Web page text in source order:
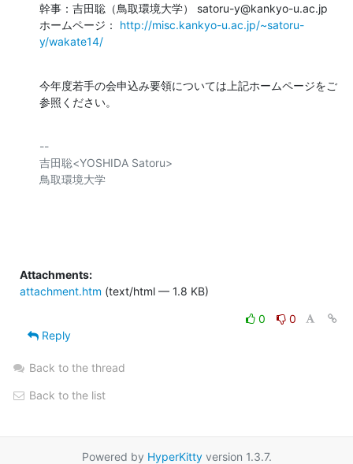
幹事：吉田聡（鳥取環境大学） satoru-y@kankyo-u.ac.jp
ホームページ： http://misc.kankyo-u.ac.jp/~satoru-
y/wakate14/
今年度若手の会申込み要領については上記ホームページをご
参照ください。
--
吉田聡<YOSHIDA Satoru>
鳥取環境大学
Attachments:
attachment.htm (text/html — 1.8 KB)
0
0
Reply
Back to the thread
Back to the list
Powered by HyperKittyversion 1.3.7.